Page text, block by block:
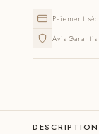
Paiement
Avis
DESCRIPTION